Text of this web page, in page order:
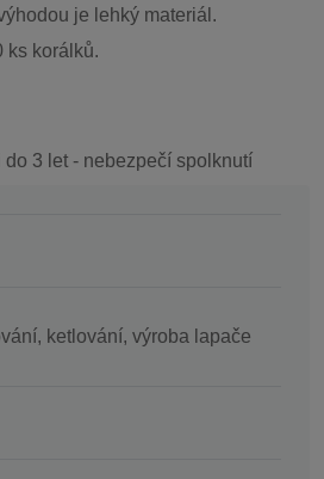
je lehký materiál.
ks korálků.
do 3 let - nebezpečí spolknutí
ketlování, výroba lapače